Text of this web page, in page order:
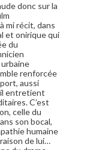
donc sur la
mi récit, dans
et onirique qui
du
renforcée
aussi
entretient
C’est
celle du
son bocal,
humaine
de lui…